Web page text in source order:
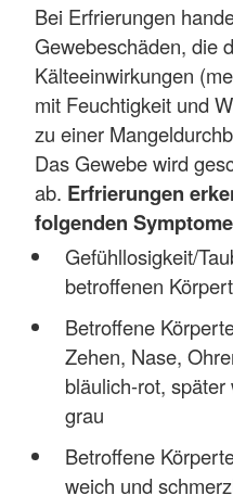
Bei Erfrierungen
Gewebeschäden, die
Kälteeinwirkungen
mit Feuchtigkeit und
zu einer
Das Gewebe wird
ab. Erfrierungen
folgenden
Gefühllosigkeit/
betroffenen
Betroffene
Zehen, Nase,
bläulich-rot,
grau
Betroffene
weich und